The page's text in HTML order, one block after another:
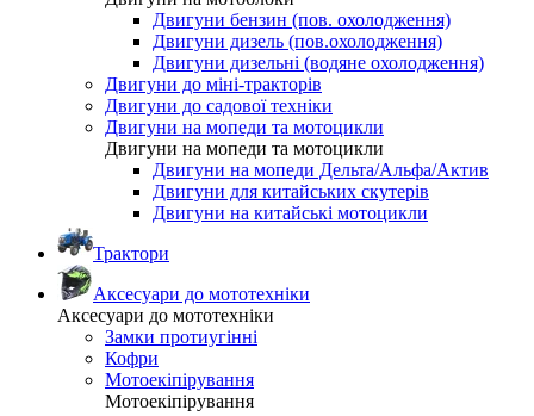
Двигуни бензин (пов. охолодження)
Двигуни дизель (пов.охолодження)
Двигуни дизельні (водяне охолодження)
Двигуни до міні-тракторів
Двигуни до садової техніки
Двигуни на мопеди та мотоцикли
Двигуни на мопеди та мотоцикли
Двигуни на мопеди Дельта/Альфа/Актив
Двигуни для китайських скутерів
Двигуни на китайські мотоцикли
Трактори
Аксесуари до мототехніки
Аксесуари до мототехніки
Замки протиугінні
Кофри
Мотоекіпірування
Мотоекіпірування